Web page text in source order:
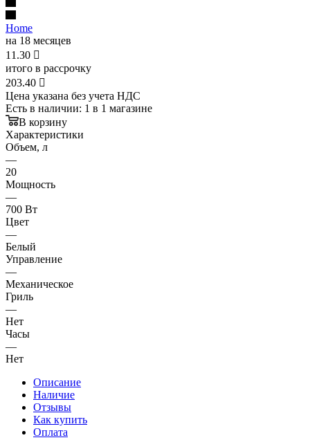
Home
на 18 месяцев
11.30 
итого в рассрочку
203.40 
Цена указана без учета НДС
Есть в наличии: 1 в 1 магазине
В корзину
Характеристики
Объем, л
—
20
Мощность
—
700 Вт
Цвет
—
Белый
Управление
—
Механическое
Гриль
—
Нет
Часы
—
Нет
Описание
Наличие
Отзывы
Как купить
Оплата